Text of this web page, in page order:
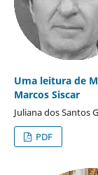
Uma leitura de
Marcos Siscar
Juliana dos Santos
PDF